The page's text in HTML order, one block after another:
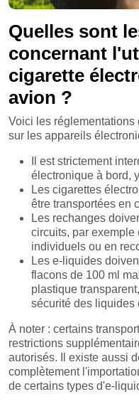
Quelles sont
concernant
cigarette
avion ?
Voici les
sur les appareils
Il est strictement
électronique à bord,
Les cigarettes
être transportées en
Les rechanges
circuits, par
individuels ou en
Les e-liquides
flacons de 100 ml
plastique
sécurité des liquides
À noter : certains
restrictions
autorisés. Il existe aussi
complètement
de certains types d'e-